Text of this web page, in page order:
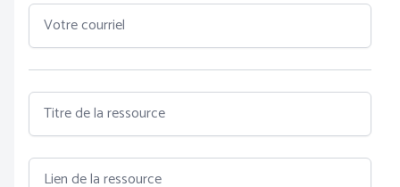
Votre courriel
Titre de la ressource
Lien de la ressource